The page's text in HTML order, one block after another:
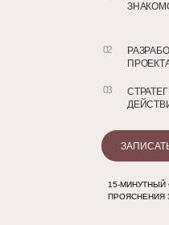
15-
ПРОЯСНЕНИЯ
02
03